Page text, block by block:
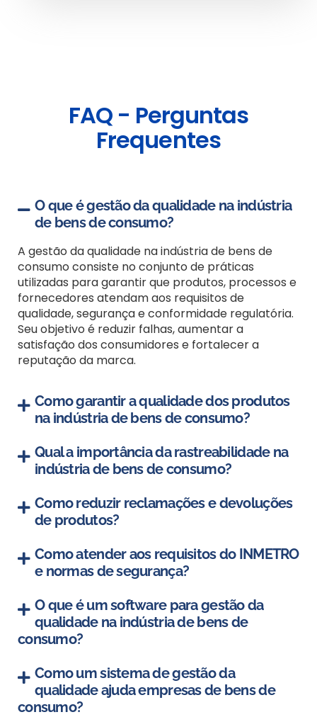
FAQ - Perguntas
Frequentes
O que é gestão da qualidade na indústria
de bens de consumo?
A gestão da qualidade na indústria de bens de
consumo consiste no conjunto de práticas
utilizadas para garantir que produtos, processos e
fornecedores atendam aos requisitos de
qualidade, segurança e conformidade regulatória.
Seu objetivo é reduzir falhas, aumentar a
satisfação dos consumidores e fortalecer a
reputação da marca.
Como garantir a qualidade dos produtos
na indústria de bens de consumo?
Qual a importância da rastreabilidade na
indústria de bens de consumo?
Como reduzir reclamações e devoluções
de produtos?
Como atender aos requisitos do INMETRO
e normas de segurança?
O que é um software para gestão da
qualidade na indústria de bens de
consumo?
Como um sistema de gestão da
qualidade ajuda empresas de bens de
consumo?